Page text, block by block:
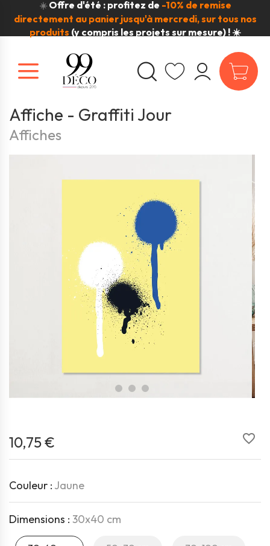
☀️ Offre d'été : profitez de -10% de remise
directement au panier jusqu'à mercredi, sur tous nos
produits (y compris les projets sur mesure) ! ☀️
Affiche - Graffiti Jour
Affiches
favorite_border
10,75 €
Couleur : Jaune
Dimensions : 30x40 cm